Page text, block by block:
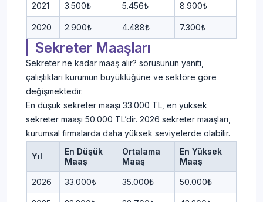
2021 3.500₺ 5.456₺ 8.900₺
2020 2.900₺ 4.488₺ 7.300₺
Sekreter Maaşları
Sekreter ne kadar maaş alır? sorusunun yanıtı,
çalıştıkları kurumun büyüklüğüne ve sektöre göre
değişmektedir.
En düşük sekreter maaşı 33.000 TL, en yüksek
sekreter maaşı 50.000 TL’dir. 2026 sekreter maaşları,
kurumsal firmalarda daha yüksek seviyelerde olabilir.
Yıl
En Düşük
Maaş
Ortalama
Maaş
En Yüksek
Maaş
2026 33.000₺ 35.000₺ 50.000₺